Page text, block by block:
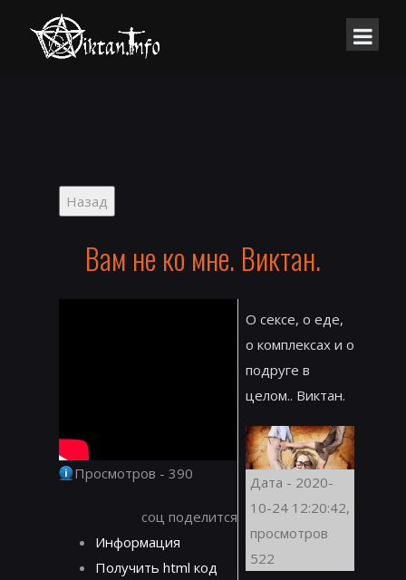
Вам не ко мне. Виктан.
Просмотров - 390
соц поделится
Информация
Получить html код
О сексе, о еде,
о комплексах и о
подруге в
целом.. Виктан.
Дата - 2020-
10-24 12:20:42,
просмотров
522